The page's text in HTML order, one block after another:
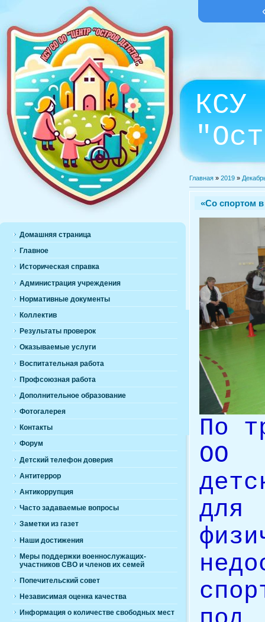
Домашняя страница
Главное
Историческая справка
Администрация учреждения
Нормативные документы
Коллектив
Результаты проверок
Оказываемые услуги
Воспитательная работа
Профсоюзная работа
Дополнительное образование
Фотогалерея
Контакты
Форум
Детский телефон доверия
Антитеррор
Антикоррупция
Часто задаваемые вопросы
Заметки из газет
Наши достижения
Меры поддержки военнослужащих-
участников СВО и членов их семей
Попечительский совет
Независимая оценка качества
Информация о количестве свободных мест
КСУ
Главная » 2019 »
«Со спортом
По
ОО